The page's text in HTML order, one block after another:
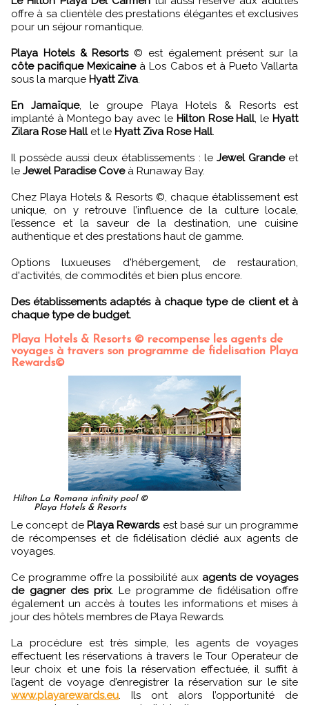
offre à sa clientèle des prestations élégantes et exclusives
pour un séjour romantique.
Playa Hotels & Resorts© est également présent sur la
côte pacifique Mexicaineà Los Cabos et à Pueto Vallarta
sous la marque Hyatt Ziva.
En Jamaïque, le groupe Playa Hotels & Resorts est
implanté à Montego bay avec le Hilton Rose Hall, le Hyatt
Zilara Rose Hallet le Hyatt Ziva Rose Hall.
Il possède aussi deux établissements : le Jewel Grandeet
le Jewel Paradise Coveà Runaway Bay.
Chez Playa Hotels & Resorts ©, chaque établissement est
unique, on y retrouve l’influence de la culture locale,
l’essence et la saveur de la destination, une cuisine
authentique et des prestations haut de gamme.
Options luxueuses d'hébergement, de restauration,
d'activités, de commodités et bien plus encore.
Des établissements adaptés à chaque type de client et à
chaque type de budget.
Playa Hotels & Resorts © recompense les agents de
voyages à travers son programme de fidelisation Playa
Rewards©
Hilton La Romana infinity pool ©
Playa Hotels & Resorts
Le concept de Playa Rewardsest basé sur un programme
de récompenses et de fidélisation dédié aux agents de
voyages.
Ce programme offre la possibilité aux agents de voyages
de gagner des prix. Le programme de fidélisation offre
également un accès à toutes les informations et mises à
jour des hôtels membres de Playa Rewards.
La procédure est très simple, les agents de voyages
effectuent les réservations à travers le Tour Operateur de
leur choix et une fois la réservation effectuée, il suffit à
l’agent de voyage d’enregistrer la réservation sur le site
www.playarewards.eu. Ils ont alors l’opportunité de